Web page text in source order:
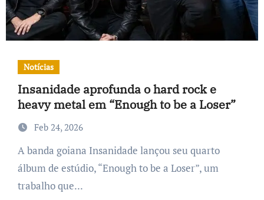
Notícias
Insanidade aprofunda o hard rock e
heavy metal em “Enough to be a Loser”
Feb 24, 2026
A banda goiana Insanidade lançou seu quarto
álbum de estúdio, “Enough to be a Loser”, um
trabalho que...